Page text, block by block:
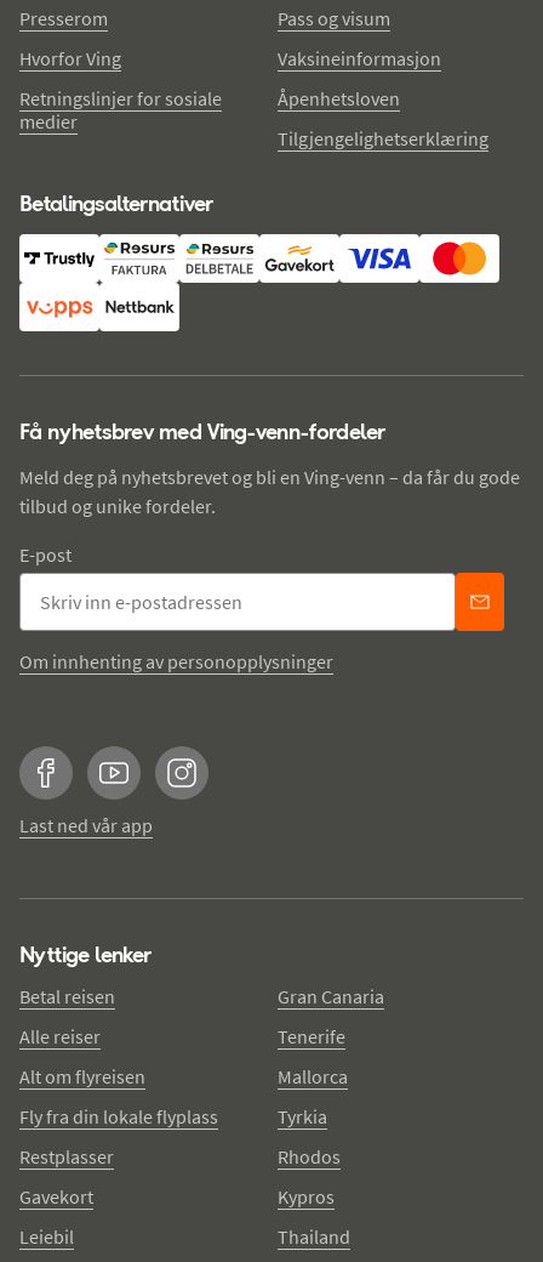
Presserom
Hvorfor Ving
Retningslinjer for sosiale
medier
Pass og visum
Vaksineinformasjon
Åpenhetsloven
Tilgjengelighetserklæring
Betalingsalternativer
Få nyhetsbrev med Ving-venn-fordeler
Meld deg på nyhetsbrevet og bli en Ving-venn – da får du gode
tilbud og unike fordeler.
E-post
Om innhenting av personopplysninger
FacebookYouTubeInstagram
Last ned vår app
Nyttige lenker
Betal reisen
Alle reiser
Alt om flyreisen
Fly fra din lokale flyplass
Restplasser
Gavekort
Leiebil
Gran Canaria
Tenerife
Mallorca
Tyrkia
Rhodos
Kypros
Thailand